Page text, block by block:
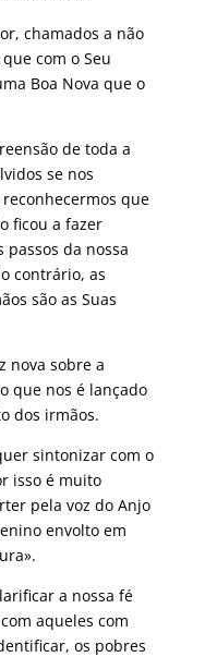
chamados a não
com o Seu
Boa Nova que o
de toda a
se nos
que
ficou a fazer
da nossa
contrário, as
são as Suas
nova sobre a
que nos é lançado
dos irmãos.
sintonizar com o
isso é muito
pela voz do Anjo
envolto em
a nossa fé
aqueles com
os pobres